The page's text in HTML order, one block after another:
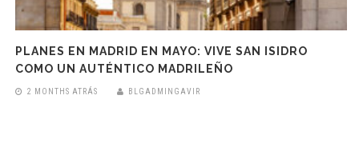
PLANES EN MADRID EN MAYO: VIVE SAN ISIDRO
COMO UN AUTÉNTICO MADRILEÑO
2 MONTHS ATRÁS BLGADMINGAVIR